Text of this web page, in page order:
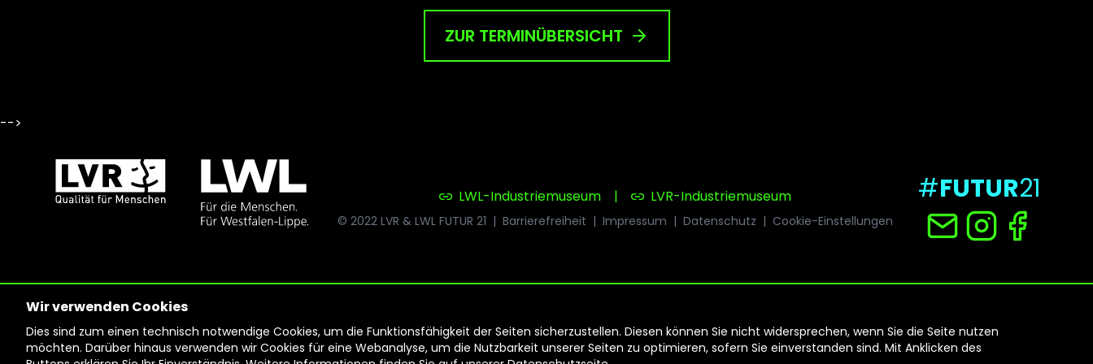
ZUR TERMINÜBERSICHT
-->
#FUTUR21
LWL-Industriemuseum | LVR-Industriemuseum
© 2022 LVR & LWL FUTUR 21 | Barrierefreiheit | Impressum | Datenschutz | Cookie-Einstellungen
Wir verwenden Cookies
Dies sind zum einen technisch notwendige Cookies, um die Funktionsfähigkeit der Seiten sicherzustellen. Diesen können Sie nicht widersprechen, wenn Sie die Seite nutzen
möchten. Darüber hinaus verwenden wir Cookies für eine Webanalyse, um die Nutzbarkeit unserer Seiten zu optimieren, sofern Sie einverstanden sind. Mit Anklicken des